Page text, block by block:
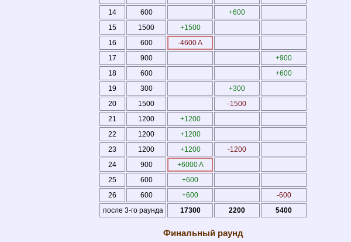
14
600
+600
15
1500
+1500
16
600
-4600 A
17
900
+900
18
600
+600
19
300
+300
20
1500
-1500
21
1200
+1200
22
1200
+1200
23
1200 +1200
-1200
24
900
+6000 A
25
600
+600
26
600 +600
-600
после 3-го раунда
17300 2200 5400
Финальный раунд